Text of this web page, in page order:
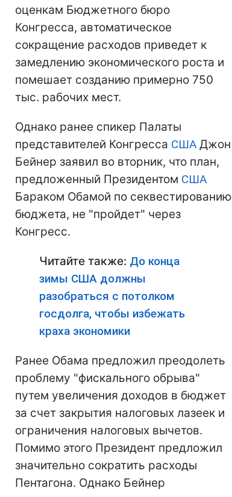
оценкам Бюджетного бюро
Конгресса, автоматическое
сокращение расходов приведет к
замедлению экономического роста и
помешает созданию примерно 750
тыс. рабочих мест.
Однако ранее спикер Палаты
представителей Конгресса США Джон
Бейнер заявил во вторник, что план,
предложенный Президентом США
Бараком Обамой по секвестированию
бюджета, не "пройдет" через
Конгресс.
Читайте также: До конца
зимы США должны
разобраться с потолком
госдолга, чтобы избежать
краха экономики
Ранее Обама предложил преодолеть
проблему "фискального обрыва"
путем увеличения доходов в бюджет
за счет закрытия налоговых лазеек и
ограничения налоговых вычетов.
Помимо этого Президент предложил
значительно сократить расходы
Пентагона. Однако Бейнер